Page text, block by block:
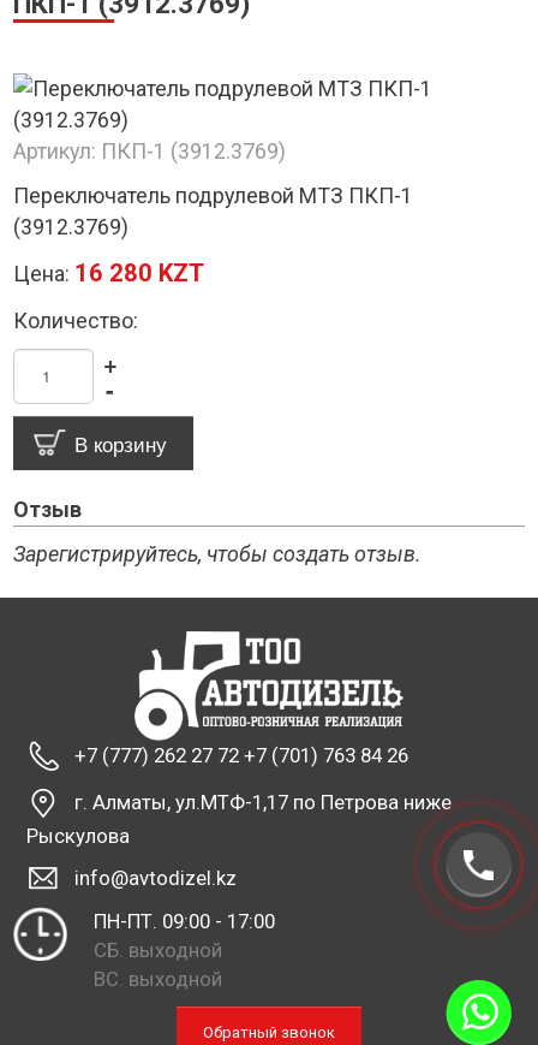
Артикул: ПКП-1 (3912.3769)
Переключатель подрулевой МТЗ ПКП-1
(3912.3769)
Цена: 16 280 KZT
Количество:
-
+
Отзыв
Зарегистрируйтесь, чтобы создать отзыв.
+7 (777) 262 27 72 +7 (701) 763 84 26
г. Алматы, ул.МТФ-1,17 по Петрова ниже
Рыскулова
info@avtodizel.kz
ПН-ПТ. 09:00 - 17:00
СБ. выходной
ВС. выходной
Обратный звонок